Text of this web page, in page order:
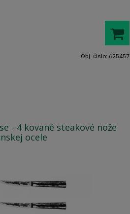
Obj. čislo: 625457
- 4 kované steakové nože
ocele